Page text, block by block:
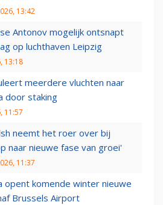
13:42
Antonov mogelijk ontsnapt
op luchthaven Leipzig
13:18
meerdere vluchten naar
door staking
11:57
neemt het roer over bij
naar nieuwe fase van groei'
11:37
opent komende winter nieuwe
Brussels Airport